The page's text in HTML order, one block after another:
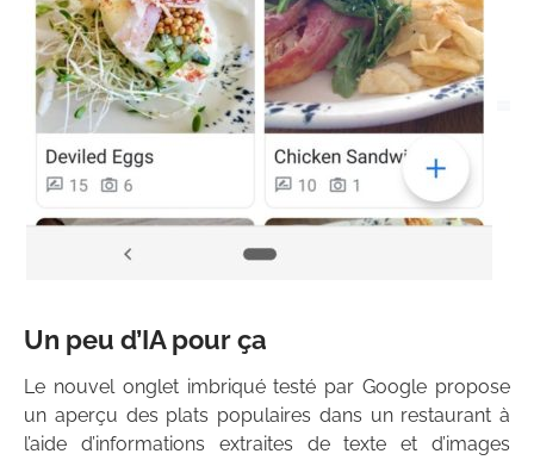
Un peu d’IA pour ça
Le nouvel onglet imbriqué testé par Google propose
un aperçu des plats populaires dans un restaurant à
l’aide d’informations extraites de texte et d’images